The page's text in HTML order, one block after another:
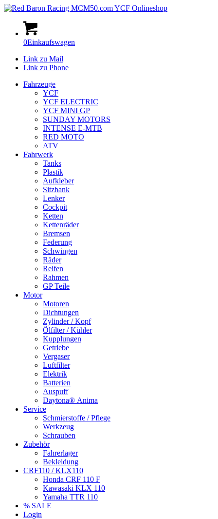
0Einkaufswagen
Link zu Mail
Link zu Phone
Fahrzeuge
YCF
YCF ELECTRIC
YCF MINI GP
SUNDAY MOTORS
INTENSE E-MTB
RED MOTO
ATV
Fahrwerk
Tanks
Plastik
Aufkleber
Sitzbank
Lenker
Cockpit
Ketten
Kettenräder
Bremsen
Federung
Schwingen
Räder
Reifen
Rahmen
GP Teile
Motor
Motoren
Dichtungen
Zylinder / Kopf
Ölfilter / Kühler
Kupplungen
Getriebe
Vergaser
Luftfilter
Elektrik
Batterien
Auspuff
Daytona® Anima
Service
Schmierstoffe / Pflege
Werkzeug
Schrauben
Zubehör
Fahrerlager
Bekleidung
CRF110 / KLX110
Honda CRF 110 F
Kawasaki KLX 110
Yamaha TTR 110
% SALE
Login